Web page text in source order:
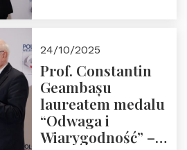
24/10/2025
Prof. Constantin
Geambașu
laureatem medalu
“Odwaga i
Wiarygodność” –